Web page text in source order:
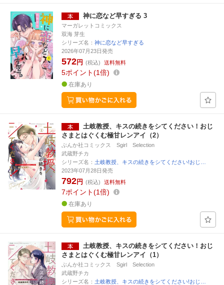
神に恋など早すぎる 3
マーガレットコミックス
双海 芽生
シリーズ名： 神に恋など早すぎる
2026年07月23日発売
572円 (税込) 送料無料
5ポイント 1倍
在庫あり
土岐教授、キスの続きをシてください！おじ
さまとはぐくむ極甘レンアイ（2）
ぶんか社コミックス Sgirl Selection
武蔵野チカ
シリーズ名： 土岐教授、キスの続きをシてください!おじ…
2023年07月28日発売
792円 (税込) 送料無料
7ポイント 1倍
在庫あり
土岐教授、キスの続きをシてください！おじ
さまとはぐくむ極甘レンアイ（1）
ぶんか社コミックス Sgirl Selection
武蔵野チカ
シリーズ名： 土岐教授、キスの続きをシてください!おじ…